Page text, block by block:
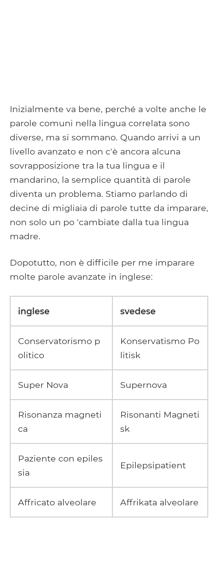
Inizialmente va bene, perché a volte anche le
parole comuni nella lingua correlata sono
diverse, ma si sommano. Quando arrivi a un
livello avanzato e non c'è ancora alcuna
sovrapposizione tra la tua lingua e il
mandarino, la semplice quantità di parole
diventa un problema. Stiamo parlando di
decine di migliaia di parole tutte da imparare,
non solo un po 'cambiate dalla tua lingua
madre.
Dopotutto, non è difficile per me imparare
molte parole avanzate in inglese:
inglese svedese
Conservatorismo p
olitico
Konservatismo Po
litisk
Super Nova Supernova
Risonanza magneti
ca
Risonanti Magneti
sk
Paziente con epiles
sia
Epilepsipatient
Affricato alveolare Affrikata alveolare